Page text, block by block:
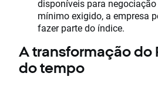
disponíveis para
mínimo exigido, a empresa
fazer parte do índice.
A transformação do
do tempo